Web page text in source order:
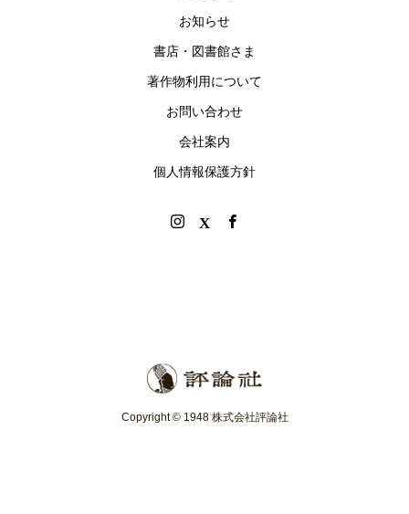
お知らせ
書店・図書館さま
著作物利用について
お問い合わせ
会社案内
個人情報保護方針
Copyright © 1948 株式会社評論社